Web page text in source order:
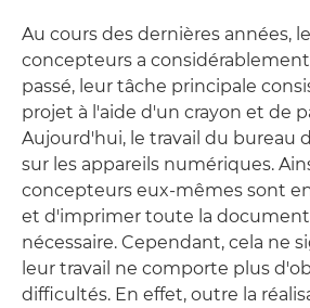
Au cours des dernières années,
concepteurs a considérablement
passé, leur tâche principale
projet à l'aide d'un crayon et de
Aujourd'hui, le travail du bureau
sur les appareils numériques.
concepteurs eux-mêmes sont
et d'imprimer toute la
nécessaire. Cependant, cela ne
leur travail ne comporte plus
difficultés. En effet, outre la